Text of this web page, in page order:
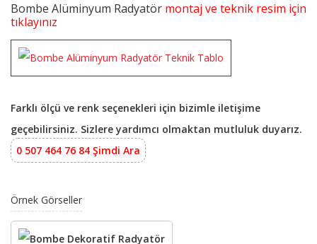
Bombe Alüminyum Radyatör montaj ve teknik resim için
tıklayınız
Farklı ölçü ve renk seçenekleri için bizimle iletişime
geçebilirsiniz. Sizlere yardımcı olmaktan mutluluk duyarız.
0 507 464 76 84 Şimdi Ara
Örnek Görseller